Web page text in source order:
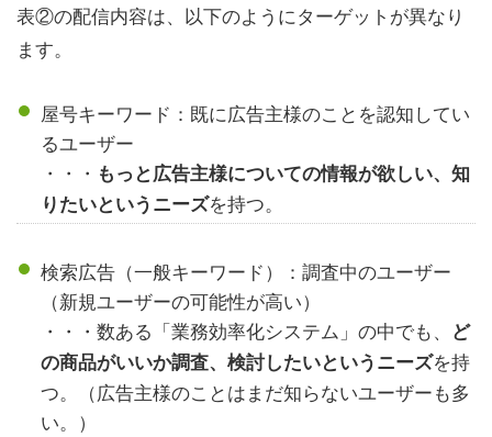
表②の配信内容は、以下のようにターゲットが異なり
ます。
屋号キーワード：既に広告主様のことを認知してい
るユーザー
・・・ もっと広告主様についての情報が欲しい、知
りたいというニーズを持つ。
検索広告（一般キーワード）：調査中のユーザー
（新規ユーザーの可能性が高い）
・・・数ある「業務効率化システム」の中でも、
ど
の商品がいいか調査、検討したいというニーズを持
つ。（広告主様のことはまだ知らないユーザーも多
い。）